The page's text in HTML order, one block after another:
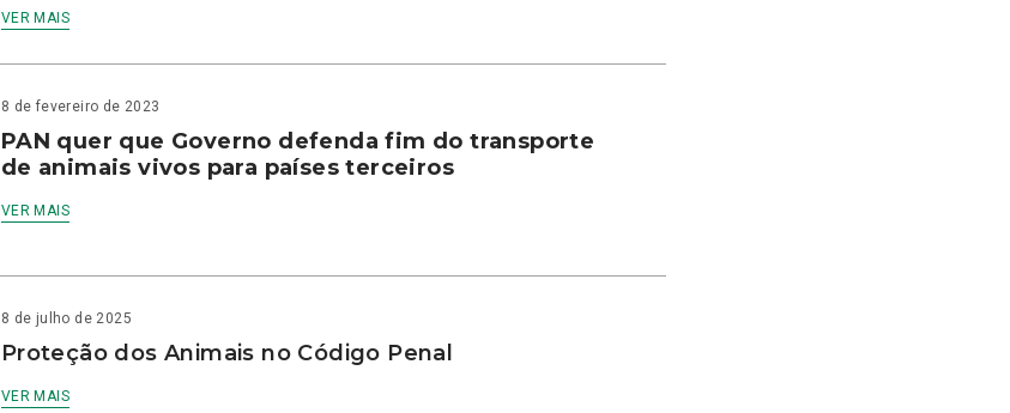
VER MAIS
8 de fevereiro de 2023
PAN quer que Governo defenda fim do transporte
de animais vivos para países terceiros
VER MAIS
8 de julho de 2025
Proteção dos Animais no Código Penal
VER MAIS